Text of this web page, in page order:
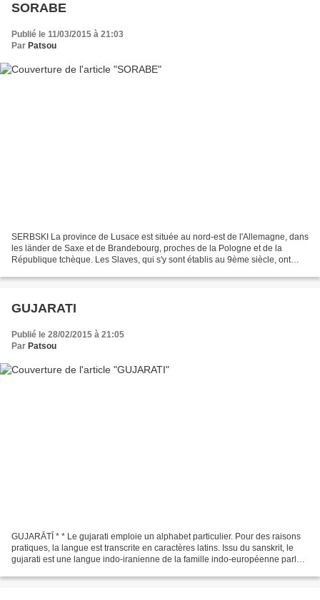
SORABE
Publié le 11/03/2015 à 21:03
Par Patsou
SERBSKI La province de Lusace est située au nord-est de l'Allemagne, dans
les länder de Saxe et de Brandebourg, proches de la Pologne et de la
République tchèque. Les Slaves, qui s'y sont établis au 9ème siècle, ont
GUJARATI
Publié le 28/02/2015 à 21:05
Par Patsou
GUJARĀTĪ * * Le gujarati emploie un alphabet particulier. Pour des raisons
pratiques, la langue est transcrite en caractères latins. Issu du sanskrit, le
gujarati est une langue indo-iranienne de la famille indo-européenne parlée